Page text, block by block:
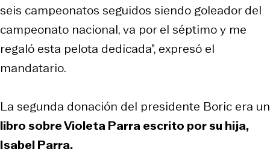
seis campeonatos seguidos siendo goleador del
campeonato nacional, va por el séptimo y me
regaló esta pelota dedicada”, expresó el
mandatario.
La segunda donación del presidente Boric era un
libro sobre Violeta Parra escrito por su hija,
Isabel Parra.